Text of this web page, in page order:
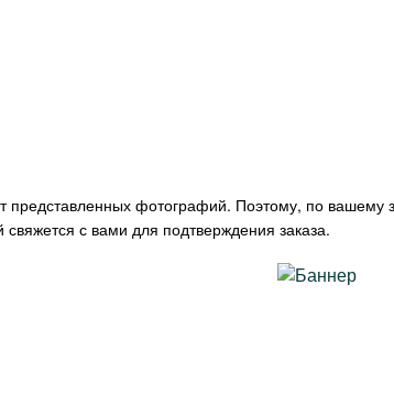
представленных фотографий. Поэтому, по
с вами для подтверждения заказа.